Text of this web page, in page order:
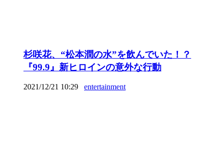
杉咲花、“松本潤の水”を飲んでいた！？
『99.9』新ヒロインの意外な行動
2021/12/21 10:29 entertainment